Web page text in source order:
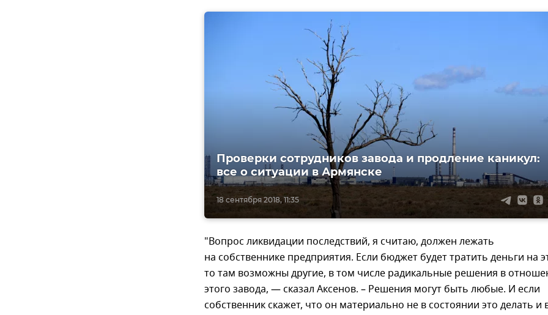
18 сентября 2018, 11:35
Проверки сотрудников завода и продление каникул:
все о ситуации в Армянске
"Вопрос ликвидации последствий, я считаю, должен лежать
на собственнике предприятия. Если бюджет будет тратить деньги на
то там возможны другие, в том числе радикальные решения в
этого завода, — сказал Аксенов. – Решения могут быть любые. И если
собственник скажет, что он материально не в состоянии это делать и